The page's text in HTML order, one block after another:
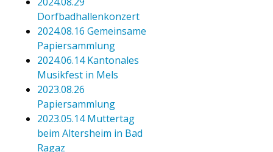
Dorfbadhallenkonzert
2024.08.16 Gemeinsame
Papiersammlung
2024.06.14 Kantonales
Musikfest in Mels
2023.08.26
Papiersammlung
2023.05.14 Muttertag
beim Altersheim in Bad
Ragaz